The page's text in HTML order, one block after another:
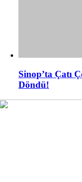
Sinop’ta Çatı
Döndü!